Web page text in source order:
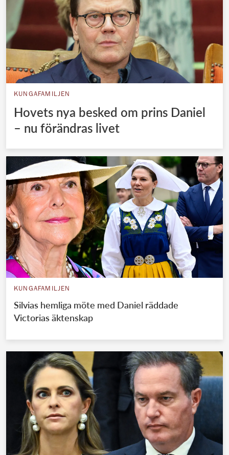
KUNGAFAMILJEN
Hovets nya besked om prins Daniel
– nu förändras livet
KUNGAFAMILJEN
Silvias hemliga möte med Daniel räddade
Victorias äktenskap